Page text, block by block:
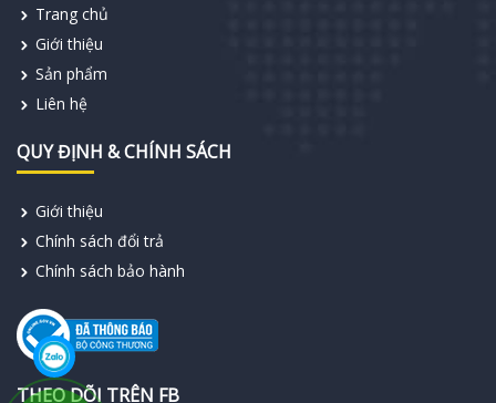
Trang chủ
Giới thiệu
Sản phẩm
Liên hệ
QUY ĐỊNH & CHÍNH SÁCH
Giới thiệu
Chính sách đổi trả
Chính sách bảo hành
THEO DÕI TRÊN FB